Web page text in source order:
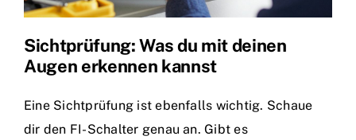
Sichtprüfung: Was du mit deinen
Augen erkennen kannst
Eine Sichtprüfung ist ebenfalls wichtig. Schaue
dir den FI-Schalter genau an. Gibt es